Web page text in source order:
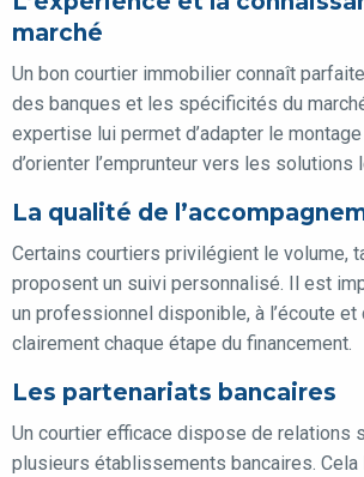
marché
Un bon courtier immobilier connaît
des banques et les spécificités du
expertise lui permet d’adapter le
d’orienter l’emprunteur vers les
La qualité de
Certains courtiers privilégient le volume,
proposent un suivi personnalisé. Il est
un professionnel disponible, à l’écoute et
clairement chaque étape du financement.
Les partenariats bancaires
Un courtier efficace dispose de relations
plusieurs établissements bancaires. Cela